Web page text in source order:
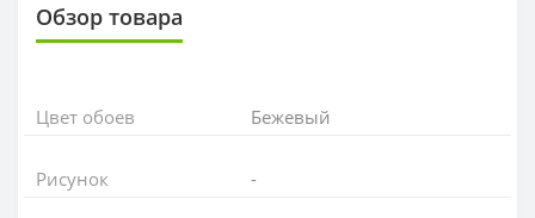
Обзор товара
Цвет обоев Бежевый
Рисунок -